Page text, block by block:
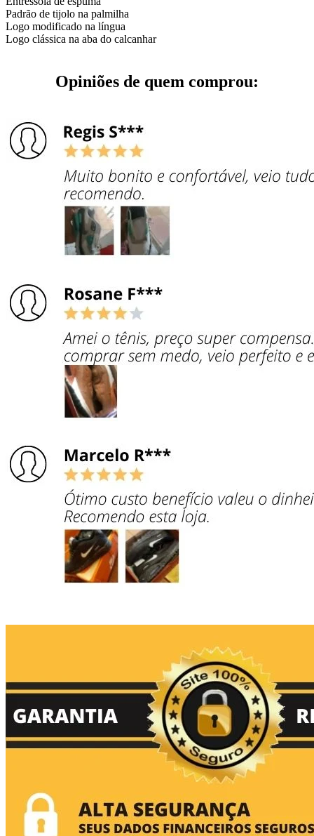
Padrão de tijolo na palmilha
Logo modificado na língua
Logo clássica na aba do calcanhar
Opiniões de quem comprou: